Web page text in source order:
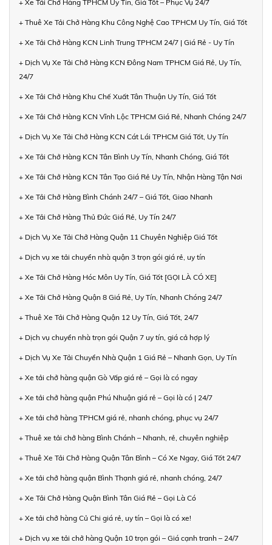
+ Xe Tải Chở Hàng TPHCM Uy Tín, Giá Tốt – Phục Vụ 24/7
+ Thuê Xe Tải Chở Hàng Khu Công Nghệ Cao TPHCM Uy Tín, Giá Tốt
+ Xe Tải Chở Hàng KCN Linh Trung TPHCM 24/7 | Giá Rẻ - Uy Tín
+ Dịch Vụ Xe Tải Chở Hàng KCN Đông Nam TPHCM Giá Rẻ, Uy Tín,
24/7
+ Xe Tải Chở Hàng Khu Chế Xuất Tân Thuận Uy Tín, Giá Tốt
+ Xe Tải Chở Hàng KCN Vĩnh Lộc TPHCM Giá Rẻ, Nhanh Chóng 24/7
+ Dịch Vụ Xe Tải Chở Hàng KCN Cát Lái TPHCM Giá Tốt, Uy Tín
+ Xe Tải Chở Hàng KCN Tân Bình Uy Tín, Nhanh Chóng, Giá Tốt
+ Xe Tải Chở Hàng KCN Tân Tạo Giá Rẻ Uy Tín, Nhận Hàng Tận Nơi
+ Xe Tải Chở Hàng Bình Chánh 24/7 – Giá Tốt, Giao Nhanh
+ Xe Tải Chở Hàng Thủ Đức Giá Rẻ, Uy Tín 24/7
+ Dịch Vụ Xe Tải Chở Hàng Quận 11 Chuyên Nghiệp Giá Tốt
+ Dịch vụ xe tải chuyển nhà quận 3 trọn gói giá rẻ, uy tín
+ Xe Tải Chở Hàng Hóc Môn Uy Tín, Giá Tốt [GỌI LÀ CÓ XE]
+ Xe Tải Chở Hàng Quận 8 Giá Rẻ, Uy Tín, Nhanh Chóng 24/7
+ Thuê Xe Tải Chở Hàng Quận 12 Uy Tín, Giá Tốt, 24/7
+ Dịch vụ chuyển nhà trọn gói Quận 7 uy tín, giá cả hợp lý
+ Dịch Vụ Xe Tải Chuyển Nhà Quận 1 Giá Rẻ – Nhanh Gọn, Uy Tín
+ Xe tải chở hàng quận Gò Vấp giá rẻ – Gọi là có ngay
+ Xe tải chở hàng quận Phú Nhuận giá rẻ – Gọi là có | 24/7
+ Xe tải chở hàng TPHCM giá rẻ, nhanh chóng, phục vụ 24/7
+ Thuê xe tải chở hàng Bình Chánh – Nhanh, rẻ, chuyên nghiệp
+ Thuê Xe Tải Chở Hàng Quận Tân Bình – Có Xe Ngay, Giá Tốt 24/7
+ Xe tải chở hàng quận Bình Thạnh giá rẻ, nhanh chóng, 24/7
+ Xe Tải Chở Hàng Quận Bình Tân Giá Rẻ – Gọi Là Có
+ Xe tải chở hàng Củ Chi giá rẻ, uy tín – Gọi là có xe!
+ Dịch vụ xe tải chở hàng Quận 10 trọn gói – Giá cạnh tranh – 24/7